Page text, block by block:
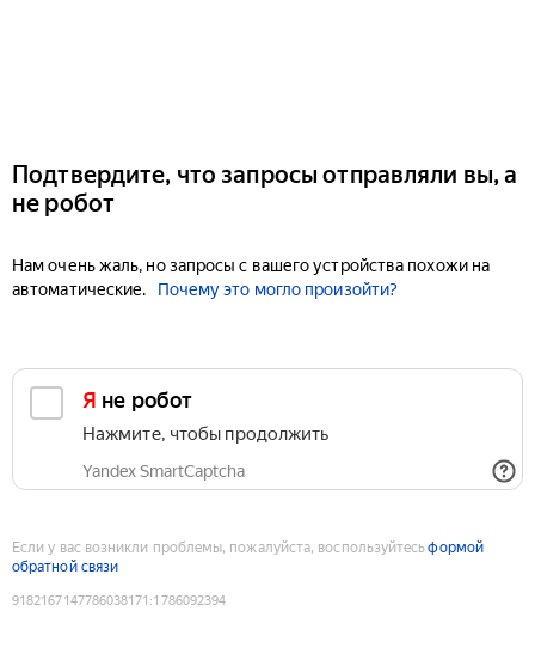
Подтвердите, что запросы отправляли вы, а
не робот
Нам очень жаль, но запросы с вашего устройства похожи на
автоматические.
Почему это могло произойти?
Я не робот
Нажмите, чтобы продолжить
Yandex SmartCaptcha
Если у вас возникли проблемы, пожалуйста, воспользуйтесьформой
обратной связи
9182167147786038171 :1786092394